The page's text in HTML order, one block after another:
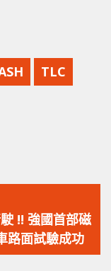
TLC
一
篇
文
!! 強國首部磁
路面試驗成功